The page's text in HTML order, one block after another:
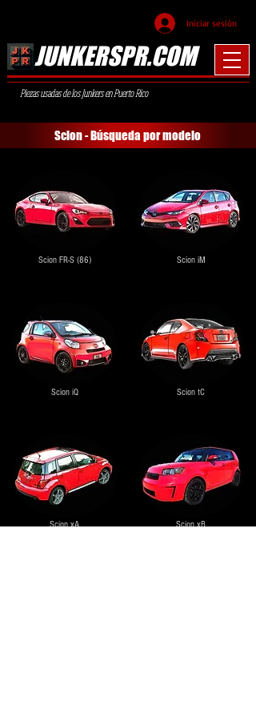
Iniciar sesión
JUNKERSPR.COM
Piezas usadas de los Junkers en Puerto Rico
Scion - Búsqueda por modelo
Scion FR-S (86)
Scion iQ
Scion xA
Scion iM
Scion tC
Scion xB